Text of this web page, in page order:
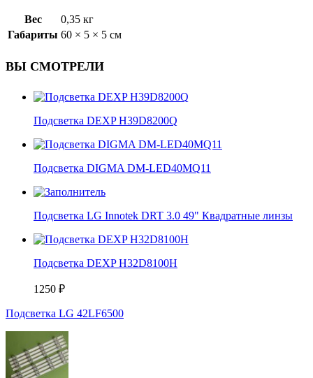
Вес
0,35 кг
Габариты 60 × 5 × 5 см
ВЫ СМОТРЕЛИ
Подсветка DEXP H39D8200Q
Подсветка DIGMA DM-LED40MQ11
Подсветка LG Innotek DRT 3.0 49" Квадратные линзы
Подсветка DEXP H32D8100H
1250 ₽
Подсветка LG 42LF6500